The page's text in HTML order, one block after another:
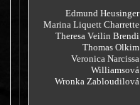
Edmund Heusinger
Marina Liquett Charrette
Theresa Veilin Brendi
Thomas Olkim
Veronica Narcissa
Williamsová
Wronka Zabloudilová